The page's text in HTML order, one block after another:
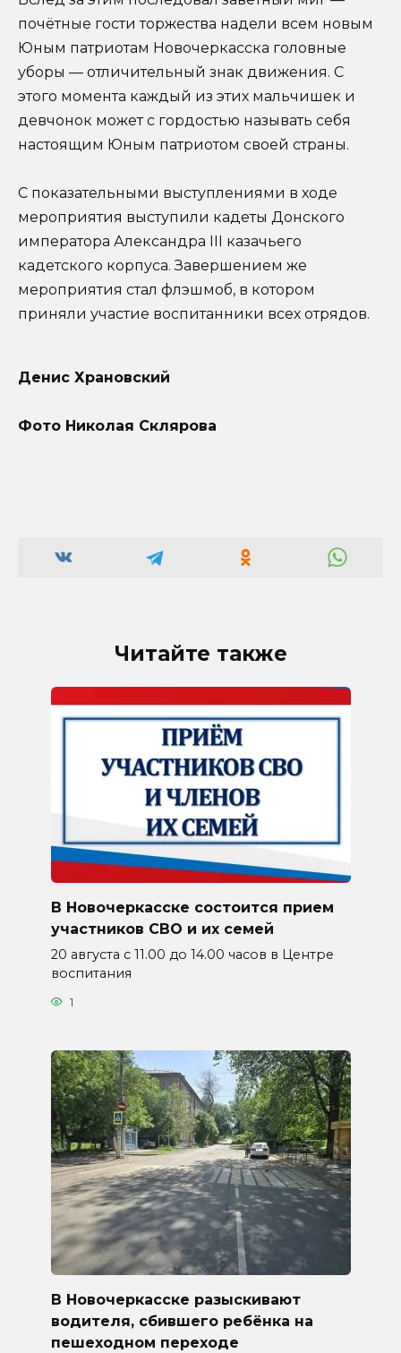
почётные гости торжества надели всем новым
Юным патриотам Новочеркасска головные
уборы — отличительный знак движения. С
этого момента каждый из этих мальчишек и
девчонок может с гордостью называть себя
настоящим Юным патриотом своей страны.
С показательными выступлениями в ходе
мероприятия выступили кадеты Донского
императора Александра III казачьего
кадетского корпуса. Завершением же
мероприятия стал флэшмоб, в котором
приняли участие воспитанники всех отрядов.
Денис Храновский
Фото Николая Склярова
Читайте также
В Новочеркасске состоится прием
участников СВО и их семей
20 августа с 11.00 до 14.00 часов в Центре
воспитания
1
В Новочеркасске разыскивают
водителя, сбившего ребёнка на
пешеходном переходе